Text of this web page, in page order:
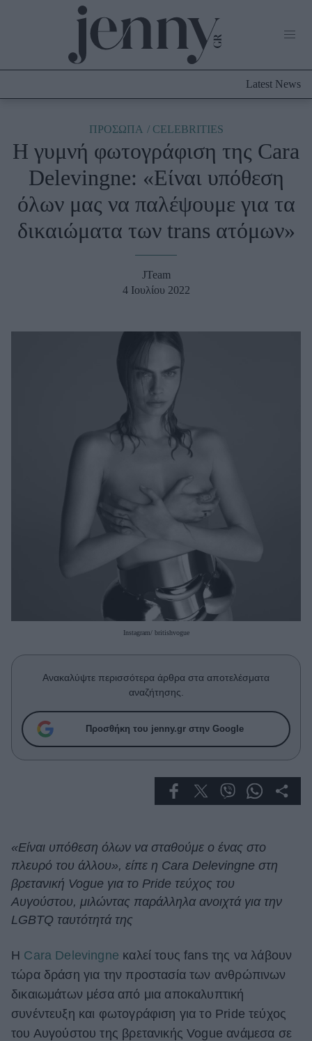
Culture
Fashion
Shopping
Styling Tips
Fashion News
Σχέσεις & Σεξ
Woman Power
Who
True Stories
Success Stories
Ζώδια
Cooking
Green
Αφιερώματα
ΒΟΞ
Χωρίς Ταμπέλες
Latest News
ΠΡΟΣΩΠΑ CELEBRITIES
Η γυμνή φωτογράφιση της Cara
Delevingne: «Είναι υπόθεση
όλων μας να παλέψουμε για τα
δικαιώματα των trans ατόμων»
JTeam
4 Ιουλίου 2022
Instagram/ britishvogue
Ανακαλύψτε περισσότερα άρθρα στα αποτελέσματα
αναζήτησης.
Προσθήκη του jenny.gr στην Google
«Είναι υπόθεση όλων να σταθούμε ο ένας στο
πλευρό του άλλου», είπε η Cara Delevingne στη
βρετανική Vogue για το Pride τεύχος του
Αυγούστου, μιλώντας παράλληλα ανοιχτά για την
LGBTQ ταυτότητά της
Η Cara Delevingne καλεί τους fans της να λάβουν
τώρα δράση για την προστασία των ανθρώπινων
δικαιωμάτων μέσα από μια αποκαλυπτική
συνέντευξη και φωτογράφιση για το Pride τεύχος
του Αυγούστου της βρετανικής Vogue ανάμεσα σε